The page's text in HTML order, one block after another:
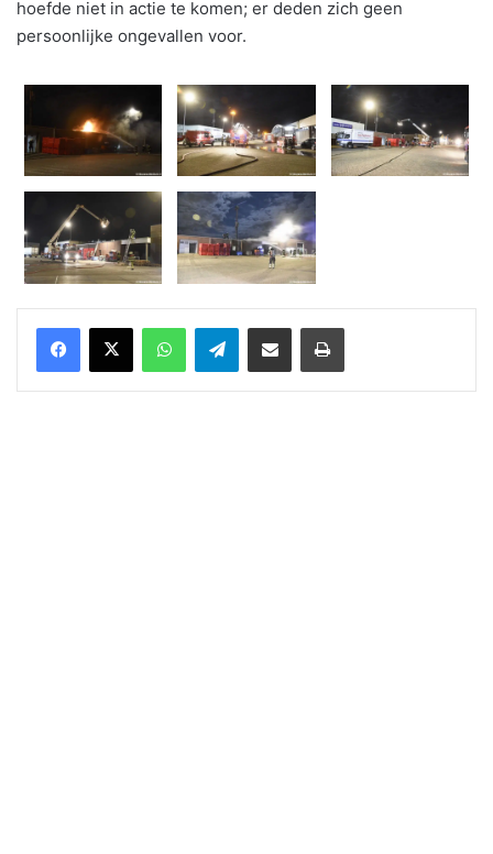
hoefde niet in actie te komen; er deden zich geen
persoonlijke ongevallen voor.
WhatsAppTelegramDelen via Email Print